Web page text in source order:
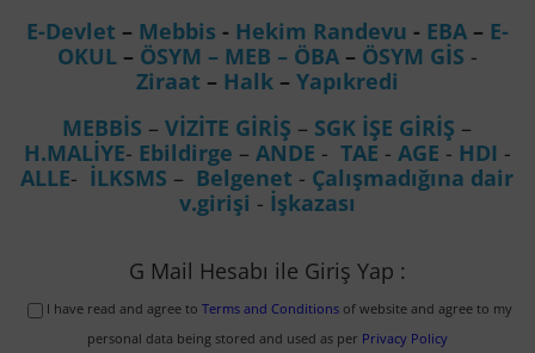
E-Devlet – Mebbis - Hekim Randevu - EBA– E-
OKUL– ÖSYM – MEB – ÖBA– ÖSYM GİS -
Ziraat – Halk– Yapıkredi
MEBBİS –VİZİTE GİRİŞ – SGK İŞE GİRİŞ –
H.MALİYE- Ebildirge – ANDE - TAE - AGE - HDI -
ALLE- İLKSMS – Belgenet - Çalışmadığına dair
v.girişi - İşkazası
G Mail Hesabı ile Giriş Yap :
I have read and agree to Terms and Conditionsof website and agree to my
personal data being stored and used as per Privacy Policy